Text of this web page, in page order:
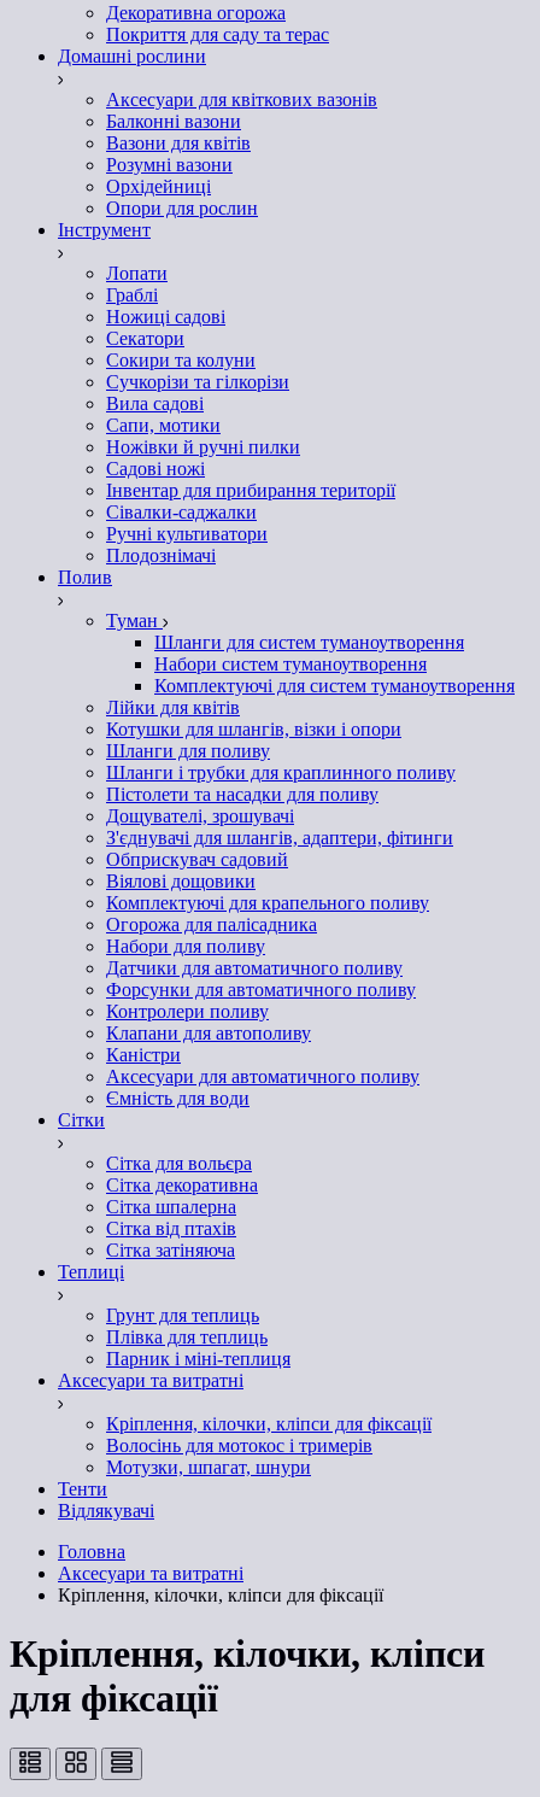
Декоративна огорожа
Покриття для саду та терас
Домашні рослини
Аксесуари для квіткових вазонів
Балконні вазони
Вазони для квітів
Розумні вазони
Орхідейниці
Опори для рослин
Інструмент
Лопати
Граблі
Ножиці садові
Секатори
Сокири та колуни
Сучкорізи та гілкорізи
Вила садові
Сапи, мотики
Ножівки й ручні пилки
Садові ножі
Інвентар для прибирання території
Сівалки-саджалки
Ручні культиватори
Плодознімачі
Полив
Туман
Шланги для систем туманоутворення
Набори систем туманоутворення
Комплектуючі для систем туманоутворення
Лійки для квітів
Котушки для шлангів, візки і опори
Шланги для поливу
Шланги і трубки для краплинного поливу
Пістолети та насадки для поливу
Дощувателі, зрошувачі
З'єднувачі для шлангів, адаптери, фітинги
Обприскувач садовий
Віялові дощовики
Комплектуючі для крапельного поливу
Огорожа для палісадника
Набори для поливу
Датчики для автоматичного поливу
Форсунки для автоматичного поливу
Контролери поливу
Клапани для автополиву
Каністри
Аксесуари для автоматичного поливу
Ємність для води
Сітки
Сітка для вольєра
Сітка декоративна
Сітка шпалерна
Сітка від птахів
Сітка затіняюча
Теплиці
Грунт для теплиць
Плівка для теплиць
Парник і міні-теплиця
Аксесуари та витратні
Кріплення, кілочки, кліпси для фіксації
Волосінь для мотокос і тримерів
Мотузки, шпагат, шнури
Тенти
Відлякувачі
Головна
Аксесуари та витратні
Кріплення, кілочки, кліпси для фіксації
Кріплення, кілочки, кліпси
для фіксації